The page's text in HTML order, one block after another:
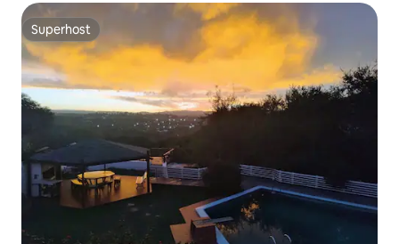
Superhost
Superhost